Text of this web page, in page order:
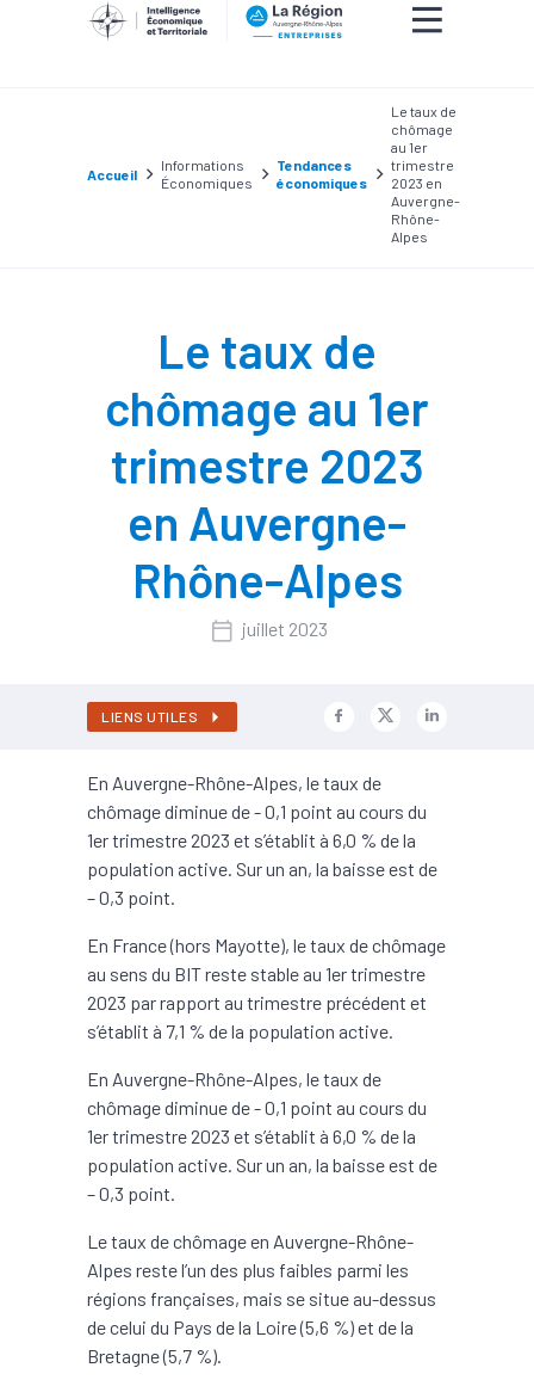
Accueil
Informations
Économiques
Tendances
économiques
Le taux de
chômage
au 1er
trimestre
2023 en
Auvergne-
Rhône-
Alpes
Le taux de
chômage au 1er
trimestre 2023
en Auvergne-
Rhône-Alpes
juillet 2023
LIENS UTILES
En Auvergne-Rhône-Alpes, le taux de
chômage diminue de - 0,1 point au cours du
1er trimestre 2023 et s’établit à 6,0 % de la
population active. Sur un an, la baisse est de
– 0,3 point.
En France (hors Mayotte), le taux de chômage
au sens du BIT reste stable au 1er trimestre
2023 par rapport au trimestre précédent et
s’établit à 7,1 % de la population active.
En Auvergne-Rhône-Alpes, le taux de
chômage diminue de - 0,1 point au cours du
1er trimestre 2023 et s’établit à 6,0 % de la
population active. Sur un an, la baisse est de
– 0,3 point.
Le taux de chômage en Auvergne-Rhône-
Alpes reste l’un des plus faibles parmi les
régions françaises, mais se situe au-dessus
de celui du Pays de la Loire (5,6 %) et de la
Bretagne (5,7 %).